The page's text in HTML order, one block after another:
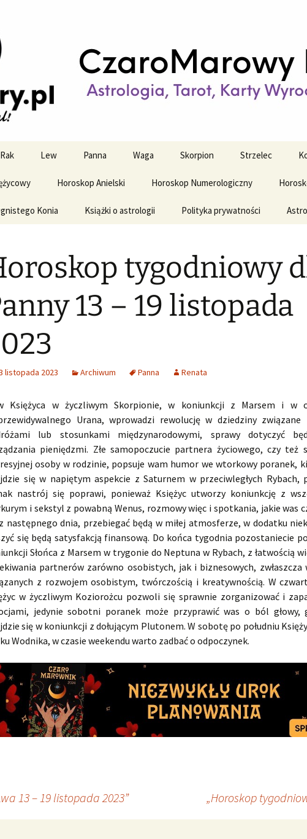
horoskop
i tygodniowy
astrologiczne
Rak Lew Panna Waga Skorpion Strzelec
Horoskop Anielski Horoskop Numerologiczny
Konia Książki o astrologii Polityka prywatności
tygodniowy
13 – 19 listopada
listopada 2023 Archiwum Panna Renata
Księżyca w życzliwym Skorpionie, w koniunkcji z Marsem i w
Urana, wprowadzi rewolucję w dziedziny związane
lub stosunkami międzynarodowymi, sprawy dotyczyć
pieniędzmi. Złe samopoczucie partnera życiowego, czy też
osoby w rodzinie, popsuje wam humor we wtorkowy poranek,
się w napiętym aspekcie z Saturnem w przeciwległych Rybach,
nastrój się poprawi, ponieważ Księżyc utworzy koniunkcję z
i sekstyl z powabną Wenus, rozmowy więc i spotkania, jakie was
następnego dnia, przebiegać będą w miłej atmosferze, w dodatku
się będą satysfakcją finansową. Do końca tygodnia pozostaniecie
Słońca z Marsem w trygonie do Neptuna w Rybach, z łatwością
partnerów zarówno osobistych, jak i biznesowych, zwłaszcza
z rozwojem osobistym, twórczością i kreatywnością. W
w życzliwym Koziorożcu pozwoli się sprawnie zorganizować i
jedynie sobotni poranek może przyprawić was o ból głowy,
się w koniunkcji z dołującym Plutonem. W sobotę po południu
Wodnika, w czasie weekendu warto zadbać o odpoczynek.
13 – 19 listopada 2023” „Horoskop